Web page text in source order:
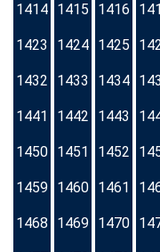
1414 1415 1416
1423 1424 1425
1432 1433 1434
1441 1442 1443
1450 1451 1452
1459 1460 1461
1468 1469 1470